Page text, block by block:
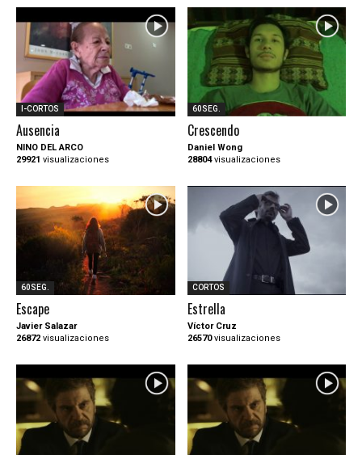
I-CORTOS
Ausencia
NINO DEL ARCO
29921 visualizaciones
60SEG.
Crescendo
Daniel Wong
28804visualizaciones
60SEG.
Escape
Javier Salazar
26872 visualizaciones
CORTOS
Estrella
Víctor Cruz
26570visualizaciones